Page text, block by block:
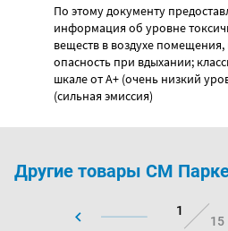
По этому документу
информация об уровне
веществ в воздухе
опасность при вдыхании;
шкале от А+ (очень низкий
(сильная эмиссия)
Другие товары CM
1
15